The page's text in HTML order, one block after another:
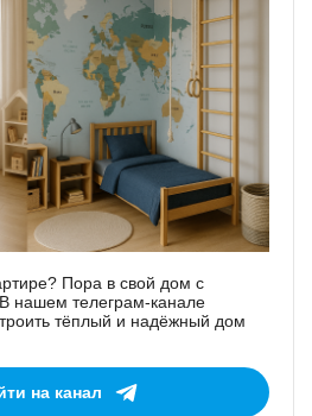
Пора в свой дом с
нашем телеграм-канале
тёплый и надёжный дом
на канал